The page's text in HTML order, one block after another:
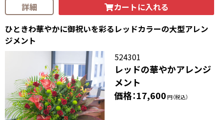
詳細
カートに入れる
ひときわ華やかに御祝いを彩るレッドカラーの大型アレン
ジメント
524301
レッドの華やかアレンジ
メント
価格：17,600円（税込）